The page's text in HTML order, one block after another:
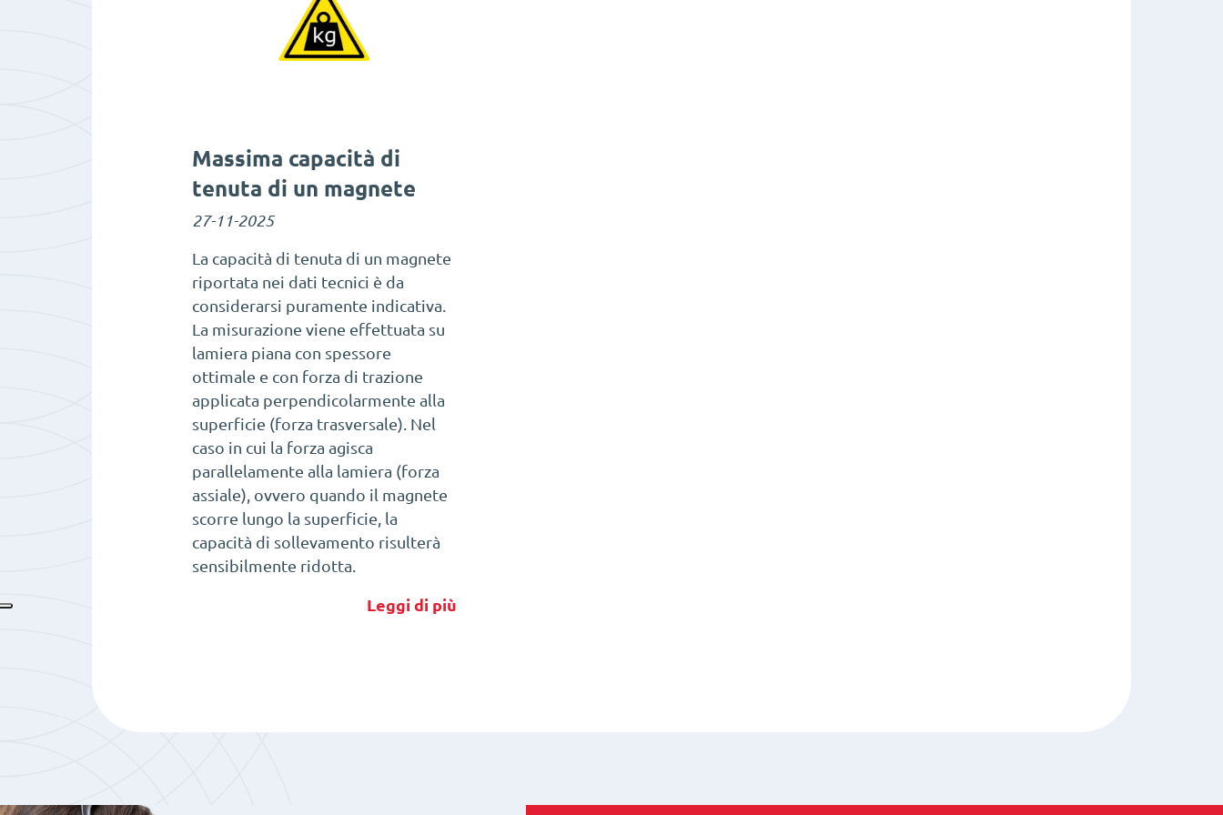
Massima capacità di
tenuta di un magnete
27-11-2025
La capacità di tenuta di un magnete
riportata nei dati tecnici è da
considerarsi puramente indicativa.
La misurazione viene effettuata su
lamiera piana con spessore
ottimale e con forza di trazione
applicata perpendicolarmente alla
superficie (forza trasversale). Nel
caso in cui la forza agisca
parallelamente alla lamiera (forza
assiale), ovvero quando il magnete
scorre lungo la superficie, la
capacità di sollevamento risulterà
sensibilmente ridotta.
Leggi di più